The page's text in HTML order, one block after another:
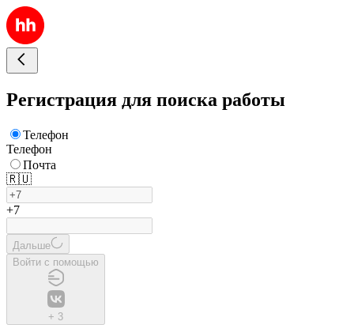
Регистрация для поиска работы
Телефон
Телефон
Почта
🇷🇺
+7
Дальше
Войти с помощью
+ 3